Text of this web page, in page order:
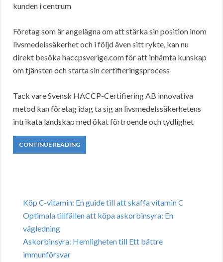
kunden i centrum
Företag som är angelägna om att stärka sin position inom
livsmedelssäkerhet och i följd även sitt rykte, kan nu
direkt besöka haccpsverige.com för att inhämta kunskap
om tjänsten och starta sin certifieringsprocess
Tack vare Svensk HACCP-Certifiering AB innovativa
metod kan företag idag ta sig an livsmedelssäkerhetens
intrikata landskap med ökat förtroende och tydlighet
CONTINUE READING
Köp C-vitamin: En guide till att skaffa vitamin C
Optimala tillfällen att köpa askorbinsyra: En
vägledning
Askorbinsyra: Hemligheten till Ett bättre
immunförsvar